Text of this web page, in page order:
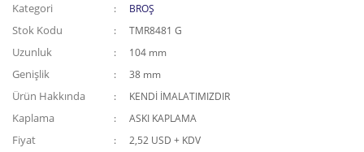
Kategori BROŞ
Stok Kodu TMR8481 G
Uzunluk 104 mm
Genişlik 38 mm
Ürün Hakkında KENDİ İMALATIMIZDIR
Kaplama ASKI KAPLAMA
Fiyat 2,52 USD + KDV